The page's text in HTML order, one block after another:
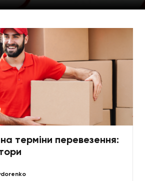
терміни перевезення: